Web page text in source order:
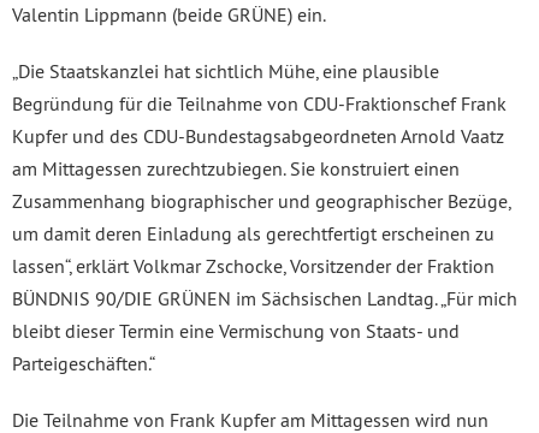
Valentin Lippmann (beide GRÜNE) ein.
„Die Staatskanzlei hat sichtlich Mühe, eine plausible
Begründung für die Teilnahme von CDU-Fraktionschef Frank
Kupfer und des CDU-Bundestagsabgeordneten Arnold Vaatz
am Mittagessen zurechtzubiegen. Sie konstruiert einen
Zusammenhang biographischer und geographischer Bezüge,
um damit deren Einladung als gerechtfertigt erscheinen zu
lassen“, erklärt Volkmar Zschocke, Vorsitzender der Fraktion
BÜNDNIS 90/DIE GRÜNEN im Sächsischen Landtag. „Für mich
bleibt dieser Termin eine Vermischung von Staats- und
Parteigeschäften.“
Die Teilnahme von Frank Kupfer am Mittagessen wird nun